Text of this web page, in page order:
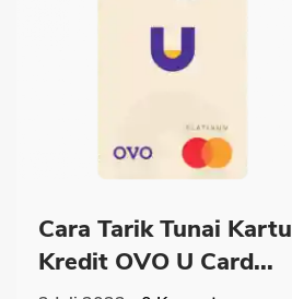
Cara Tarik Tunai Kartu
Kredit OVO U Card...